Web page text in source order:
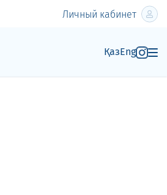
Личный кабинет
ҚазEng